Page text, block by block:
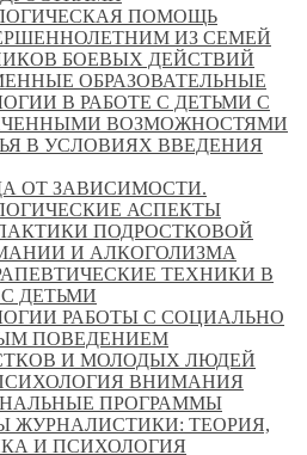
ПОМОЩЬ
ИЗ СЕМЕЙ
БОЕВЫХ ДЕЙСТВИЙ
ОБРАЗОВАТЕЛЬНЫЕ
В РАБОТЕ С ДЕТЬМИ С
ВОЗМОЖНОСТЯМИ
В УСЛОВИЯХ ВВЕДЕНИЯ
ОТ ЗАВИСИМОСТИ.
АСПЕКТЫ
ПОДРОСТКОВОЙ
И АЛКОГОЛИЗМА
ТЕХНИКИ В
ДЕТЬМИ
РАБОТЫ С СОЦИАЛЬНО
ПОВЕДЕНИЕМ
И МОЛОДЫХ ЛЮДЕЙ
ВНИМАНИЯ
ПРОГРАММЫ
ЖУРНАЛИСТИКИ: ТЕОРИЯ,
И ПСИХОЛОГИЯ